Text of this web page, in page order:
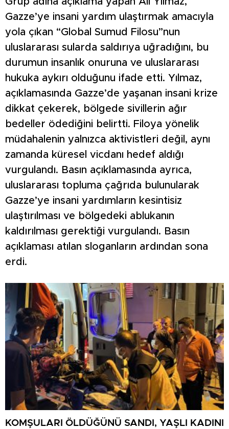
Gazze’ye insani yardım ulaştırmak amacıyla
yola çıkan “Global Sumud Filosu”nun
uluslararası sularda saldırıya uğradığını, bu
durumun insanlık onuruna ve uluslararası
hukuka aykırı olduğunu ifade etti. Yılmaz,
açıklamasında Gazze’de yaşanan insani krize
dikkat çekerek, bölgede sivillerin ağır
bedeller ödediğini belirtti. Filoya yönelik
müdahalenin yalnızca aktivistleri değil, aynı
zamanda küresel vicdanı hedef aldığı
vurgulandı. Basın açıklamasında ayrıca,
uluslararası topluma çağrıda bulunularak
Gazze’ye insani yardımların kesintisiz
ulaştırılması ve bölgedeki ablukanın
kaldırılması gerektiği vurgulandı. Basın
açıklaması atılan sloganların ardından sona
erdi.
KOMŞULARI ÖLDÜĞÜNÜ SANDI, YAŞLI KADINI